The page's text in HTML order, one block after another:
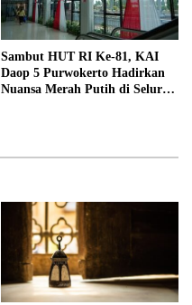
Sambut HUT RI Ke-81, KAI
Daop 5 Purwokerto Hadirkan
Nuansa Merah Putih di Seluruh